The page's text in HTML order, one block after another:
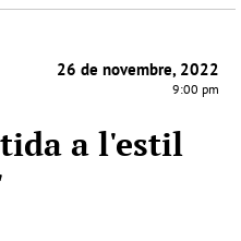
26 de novembre, 2022
9:00 pm
a l'estil